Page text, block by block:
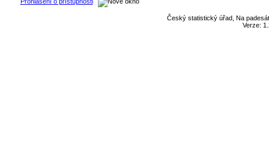
Český statistický úřad, Na
Verze: